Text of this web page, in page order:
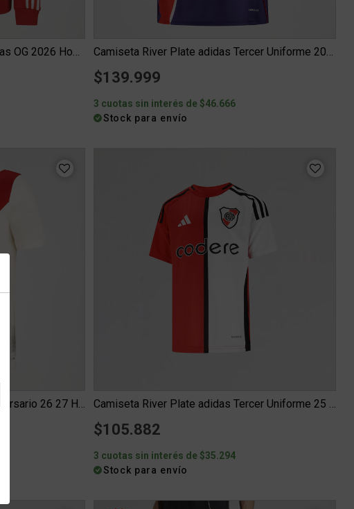
$139.999
3 cuotas sin interés de $46.666
Stock para envío
Camiseta River Plate adidas Aniversario 26 27 Hombre Camiseta River Plate adidas Tercer Uniforme 25 26 Niño
$105.882
3 cuotas sin interés de $35.294
Stock para envío